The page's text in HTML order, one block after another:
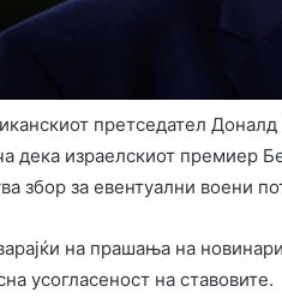
претседател
дека израелскиот премиер
збор за евентуални воени
на прашања на
усогласеност на ставовите.